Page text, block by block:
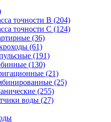
точности В (204)
точности С (124)
(36)
(61)
(191)
(130)
(21)
(25)
(255)
воды (27)